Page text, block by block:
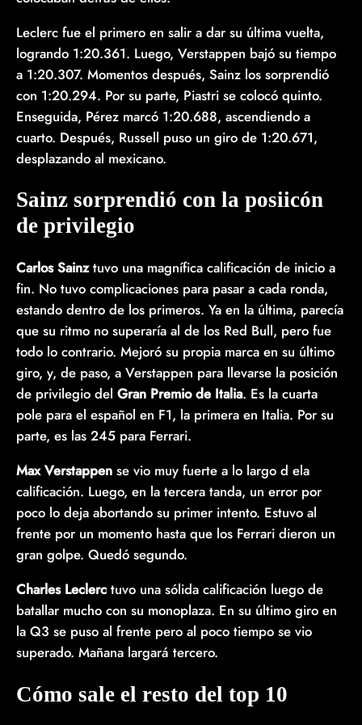
Leclerc fue el primero en salir a dar su última vuelta,
logrando 1:20.361. Luego, Verstappen bajó su tiempo
a 1:20.307. Momentos después, Sainz los sorprendió
con 1:20.294. Por su parte, Piastri se colocó quinto.
Enseguida, Pérez marcó 1:20.688, ascendiendo a
cuarto. Después, Russell puso un giro de 1:20.671,
desplazando al mexicano.
Sainz sorprendió con la posiicón
de privilegio
Carlos Sainztuvo una magnífica calificación de inicio a
fin. No tuvo complicaciones para pasar a cada ronda,
estando dentro de los primeros. Ya en la última, parecía
que su ritmo no superaría al de los Red Bull, pero fue
todo lo contrario. Mejoró su propia marca en su último
giro, y, de paso, a Verstappen para llevarse la posición
de privilegio del Gran Premio de Italia. Es la cuarta
pole para el español en F1, la primera en Italia. Por su
parte, es las 245 para Ferrari.
Max Verstappen se vio muy fuerte a lo largo d ela
calificación. Luego, en la tercera tanda, un error por
poco lo deja abortando su primer intento. Estuvo al
frente por un momento hasta que los Ferrari dieron un
gran golpe. Quedó segundo.
Charles Leclerc tuvo una sólida calificación luego de
batallar mucho con su monoplaza. En su último giro en
la Q3 se puso al frente pero al poco tiempo se vio
superado. Mañana largará tercero.
Cómo sale el resto del top 10